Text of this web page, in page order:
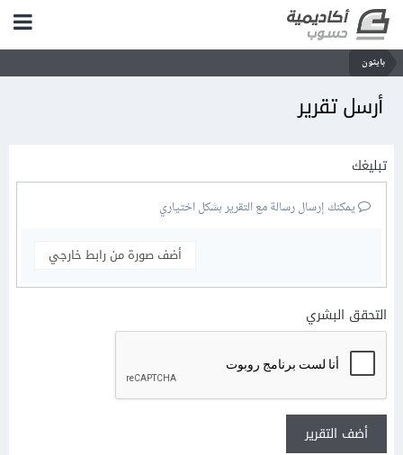
بايثون
أرسل تقرير
تبليغك
يمكنك إرسال رسالة مع التقرير بشكل اختياري
أضف صورة من رابط خارجي
التحقق البشري
أضف التقرير